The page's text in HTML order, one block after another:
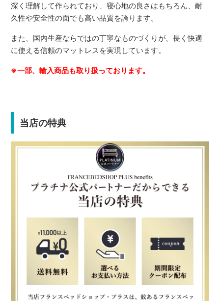
深く理解して作られており、寝心地の良さはもちろん、耐
久性や安全性の面でも高い品質を誇ります。
また、国内生産ならではの丁寧なものづくりが、長く快適
に使える信頼のマットレスを実現しています。
※一部、輸入商品も取り扱っております。
当店の特典